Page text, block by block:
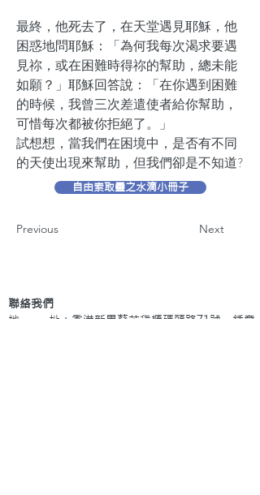
最終，他死去了，在天堂遇見耶穌，他
困惑地問耶穌：「為何我每次渴求要遇
見祢，或在困難時得祢的幫助，總未能
如願？」耶穌回答說：「在你遇到困難
的時候，我曾三次差遣使者給你幫助，
可惜每次都被你拒絕了。」
試想想，當我們在困境中，是否有不同
的天使出現來幫助，但我們卻是不知道?
自由索取靈之水滴小冊子
Previous Next
聯絡我們
地 址：香港新界葵芳貨櫃碼頭路71號，鍾意